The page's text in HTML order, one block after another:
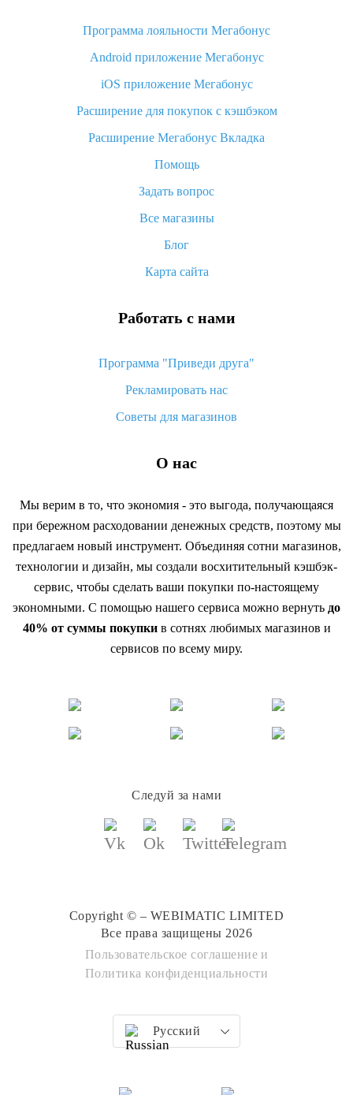
Как узнать, куда пришла посылка с Алиэкспресс
Вы отменили заказ на Алиэкспресс, когда вернут деньги?
Что такое баллы на Алиэкспресс, как их получить и
«AliExpress Standard Shipping»: что это за метод доставки и
как его отслеживать
Как покупать оптом на Алиэкспресс
Что делать, если не пришел товар с Алиэкспресс
возврата денег
Программа лояльности Мегабонус
Android приложение Мегабонус
iOS приложение Мегабонус
Расширение для покупок с кэшбэком
Расширение Мегабонус Вкладка
Помощь
Задать вопрос
Все магазины
Блог
Карта сайта
Работать с нами
Программа "Приведи друга"
Рекламировать нас
Советы для магазинов
О нас
Мы верим в то, что экономия - это выгода, получающаяся
при бережном расходовании денежных средств, поэтому мы
предлагаем новый инструмент. Объединяя сотни магазинов,
технологии и дизайн, мы создали восхитительный кэшбэк-
сервис, чтобы сделать ваши покупки по-настоящему
экономными. С помощью нашего сервиса можно вернуть до
40% от суммы покупкив сотнях любимых магазинов и
сервисов по всему миру.
Следуй за нами
Copyright © – WEBIMATIC LIMITED
Все права защищены 2026
Пользовательское соглашение и
Политика конфиденциальности
Русский